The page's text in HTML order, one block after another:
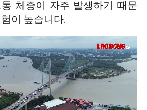
체증이 자주 발생하기 때문
이 높습니다.